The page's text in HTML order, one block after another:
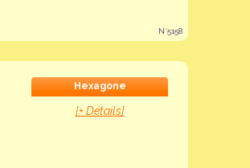
N°5158
Hexagone
[+ Détails]